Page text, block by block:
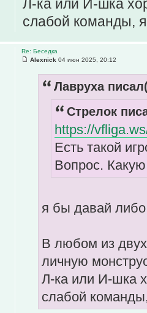
Л-ка или И-шка
слабой команды,
Re: Беседка
Alexnick 04 июн 2025, 20:12
Лавруха
Стрелок
https://
Есть такой
Вопрос.
я бы давай
В любом из двух
личную
Л-ка или И-шка
слабой